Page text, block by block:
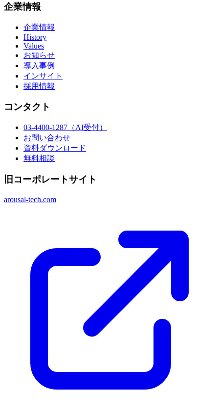
企業情報
企業情報
History
Values
お知らせ
導入事例
インサイト
採用情報
コンタクト
03-4400-1287 （AI受付）
お問い合わせ
資料ダウンロード
無料相談
旧コーポレートサイト
arousal-tech.com